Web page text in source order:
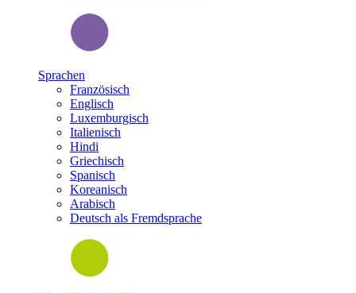
Sprachen
Französisch
Englisch
Luxemburgisch
Italienisch
Hindi
Griechisch
Spanisch
Koreanisch
Arabisch
Deutsch als Fremdsprache